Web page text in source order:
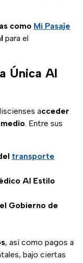
como Mi Pasaje
para el
Única Al
acceder
. Entre sus
transporte
Al Estilo
Gobierno de
, así como pagos a
bajo ciertas